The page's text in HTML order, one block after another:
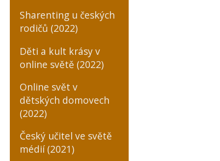
Sharenting u českých
rodičů (2022)
Děti a kult krásy v
online světě (2022)
Online svět v
dětských domovech
(2022)
Český učitel ve světě
médií (2021)